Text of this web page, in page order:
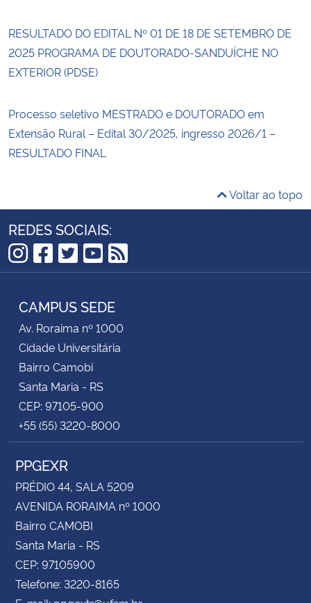
RESULTADO DO EDITAL Nº 01 DE 18 DE SETEMBRO DE
2025 PROGRAMA DE DOUTORADO-SANDUÍCHE NO
EXTERIOR (PDSE)
Processo seletivo MESTRADO e DOUTORADO em
Extensão Rural – Edital 30/2025, ingresso 2026/1 –
RESULTADO FINAL
Voltar ao topo
REDES SOCIAIS:
Instagram
Facebook
Twitter
YouTube
RSS
CAMPUS SEDE
Av. Roraima nº 1000
Cidade Universitária
Bairro Camobi
Santa Maria - RS
CEP: 97105-900
+55 (55) 3220-8000
PPGEXR
PRÉDIO 44, SALA 5209
AVENIDA RORAIMA nº 1000
Bairro CAMOBI
Santa Maria - RS
CEP: 97105900
Telefone: 3220-8165